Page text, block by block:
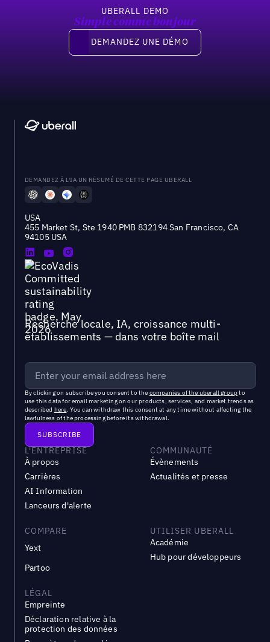
UBERALL DEMO
Simple comme bonjour
Demandez une démo
DEMANDEZ UNE DÉMO
DEMANDEZ À L'IA UN RÉSUMÉ DE CETTE PAGE UBERALL
USA
455 Market St, Ste 1940 PMB 832194 San Francisco, CA
94105 USA
Recherche locale, IA, croissance multi-
établissements — dans votre boîte mail
By clicking on subscribe you consent to the companies of the uberall groupto
use this data for email marketing on our products, services, and market trends as
described here. You can withdraw this consent at any time without affecting the
lawfulness of the processing before its withdrawal.
L'ENTREPRISE
À propos
Carrières
AI Information
Lanceurs d'alerte
COMMUNAUTÉ
Évènements
Actualités et presse
COMPARE
Yext
Partoo
UTILISER UBERALL
Académie
Hub pour développeurs
LÉGAL
Empreinte
Déclaration relative à la
protection des données